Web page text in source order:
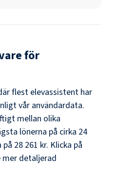
för
flest elevassistent har
vår användardata.
mellan olika
lönerna på cirka 24
på 28 261 kr. Klicka på
detaljerad